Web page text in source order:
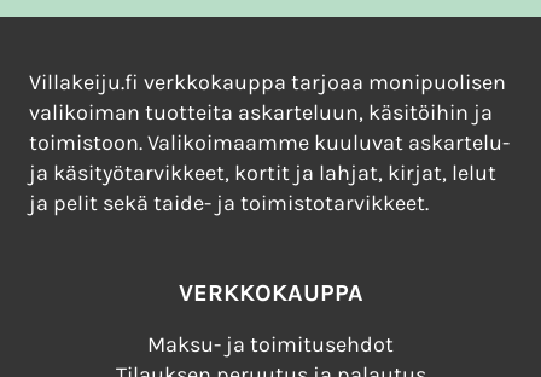
Villakeiju.fi verkkokauppa tarjoaa monipuolisen
valikoiman tuotteita askarteluun, käsitöihin ja
toimistoon. Valikoimaamme kuuluvat askartelu-
ja käsityötarvikkeet, kortit ja lahjat, kirjat, lelut
ja pelit sekä taide- ja toimistotarvikkeet.
VERKKOKAUPPA
Maksu- ja toimitusehdot